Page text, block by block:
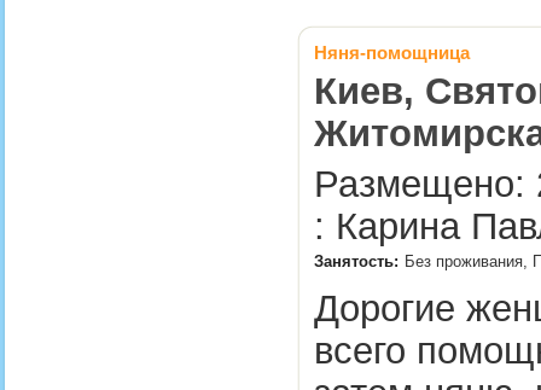
Няня-помощница
Киев,
Размещено:
: Карина
Занятость: Без проживания,
Дорогие
всего